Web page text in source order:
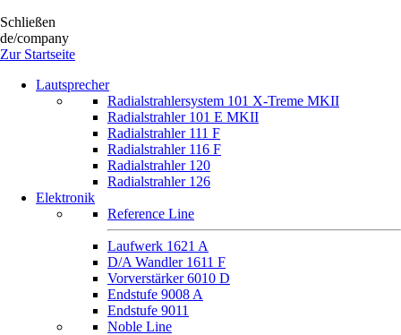
Schließen
de/company
Zur Startseite
Lautsprecher
Radialstrahlersystem 101 X-Treme MKII
Radialstrahler 101 E MKII
Radialstrahler 111 F
Radialstrahler 116 F
Radialstrahler 120
Radialstrahler 126
Elektronik
Reference Line
Laufwerk 1621 A
D/A Wandler 1611 F
Vorverstärker 6010 D
Endstufe 9008 A
Endstufe 9011
Noble Line